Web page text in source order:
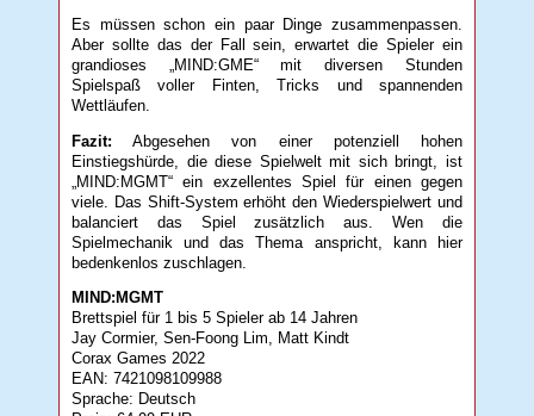
Es müssen schon ein paar Dinge zusammenpassen.
Aber sollte das der Fall sein, erwartet die Spieler ein
grandioses „MIND:GME“ mit diversen Stunden
Spielspaß voller Finten, Tricks und spannenden
Wettläufen.
Fazit: Abgesehen von einer potenziell hohen
Einstiegshürde, die diese Spielwelt mit sich bringt, ist
„MIND:MGMT“ ein exzellentes Spiel für einen gegen
viele. Das Shift-System erhöht den Wiederspielwert und
balanciert das Spiel zusätzlich aus. Wen die
Spielmechanik und das Thema anspricht, kann hier
bedenkenlos zuschlagen.
MIND:MGMT
Brettspiel für 1 bis 5 Spieler ab 14 Jahren
Jay Cormier, Sen-Foong Lim, Matt Kindt
Corax Games 2022
EAN: 7421098109988
Sprache: Deutsch